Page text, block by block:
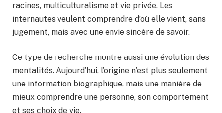
racines, multiculturalisme et vie privée. Les
internautes veulent comprendre d’où elle vient, sans
jugement, mais avec une envie sincère de savoir.
Ce type de recherche montre aussi une évolution des
mentalités. Aujourd’hui, l’origine n’est plus seulement
une information biographique, mais une manière de
mieux comprendre une personne, son comportement
et ses choix de vie.